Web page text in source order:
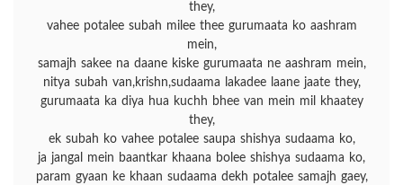
they,
vahee potalee subah milee thee gurumaata ko aashram
mein,
samajh sakee na daane kiske gurumaata ne aashram mein,
nitya subah van,krishn,sudaama lakadee laane jaate they,
gurumaata ka diya hua kuchh bhee van mein mil khaatey
they,
ek subah ko vahee potalee saupa shishya sudaama ko,
ja jangal mein baantkar khaana bolee shishya sudaama ko,
param gyaan ke khaan sudaama dekh potalee samajh gaey,